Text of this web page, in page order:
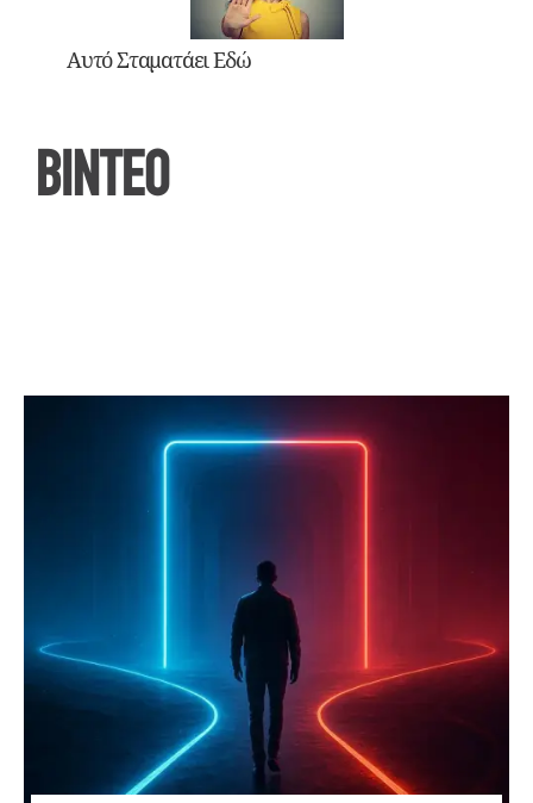
Αυτό Σταματάει Εδώ
ΒΙΝΤΕΟ